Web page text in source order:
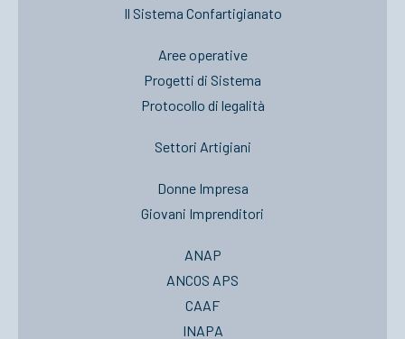
Il Sistema Confartigianato
Aree operative
Progetti di Sistema
Protocollo di legalità
Settori Artigiani
Donne Impresa
Giovani Imprenditori
ANAP
ANCOS APS
CAAF
INAPA